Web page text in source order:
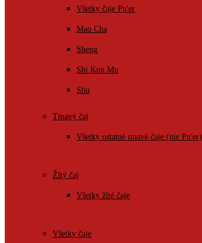
Všetky čaje Pu'er
Mao Cha
Sheng
Shi Kun Mu
Shu
Tmavý čaj
Všetky ostatné tmavé čaje (nie Pu'er)
Žltý čaj
Všetky žlté čaje
Všetky čaje